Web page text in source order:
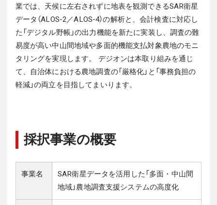
業では、天候に左右されずに地表を観測できるSAR衛星
データ（ALOS-2／ALOS-4）の解析と、会計検査に対応し
た「デジタル野帳」の出力機能を新たに実装し、調査の難
易度が高い中山間地域や多面的機能支払対象農地のモニ
タリングを実現します。
デジオンは本取り組みを通じ
て、自治体における農地調査の「厳格化」と「事務負担の
軽減」の両立を目指してまいります。
採択事業の概要
事業名
SAR衛星データを活用した「多面・中山間
地域」農地調査支援システムの高度化